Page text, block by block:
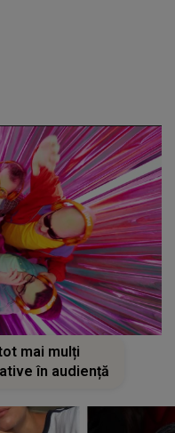
mai mulți
în audiență